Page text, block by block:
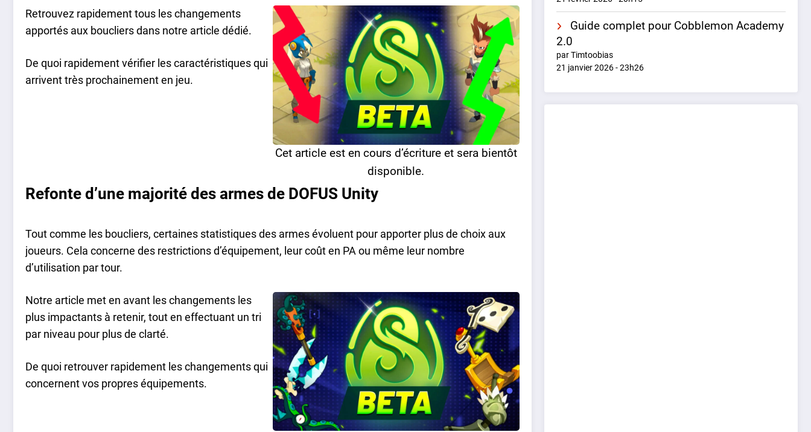
Retrouvez rapidement tous les changements
apportés aux boucliers dans notre article dédié.
De quoi rapidement vérifier les caractéristiques qui
arrivent très prochainement en jeu.
Cet article est en cours d’écriture et sera bientôt
disponible.
Refonte d’une majorité des armes de DOFUS Unity
Tout comme les boucliers, certaines statistiques des armes évoluent pour apporter plus de choix aux
joueurs. Cela concerne des restrictions d’équipement, leur coût en PA ou même leur nombre
d’utilisation par tour.
Notre article met en avant les changements les
plus impactants à retenir, tout en effectuant un tri
par niveau pour plus de clarté.
De quoi retrouver rapidement les changements qui
concernent vos propres équipements.
Guide complet pour Cobblemon Academy
2.0
par Timtoobias
21 janvier 2026 - 23h26